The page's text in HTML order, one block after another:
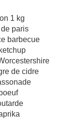
1 kg
paris
barbecue
de cidre